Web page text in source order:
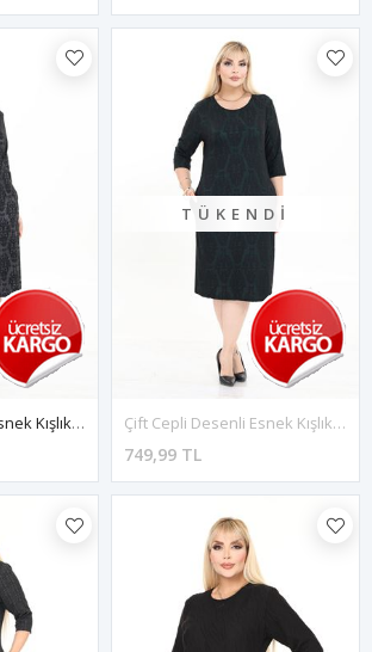
Çift Cepli Desenli Esnek Kışlık Büyük Beden Midi Elbise 26A-2720
TÜKENDI
Çift Cepli Desenli Esnek Kışlık Büyük Beden Midi Elbise 9F-2719
749,99 TL